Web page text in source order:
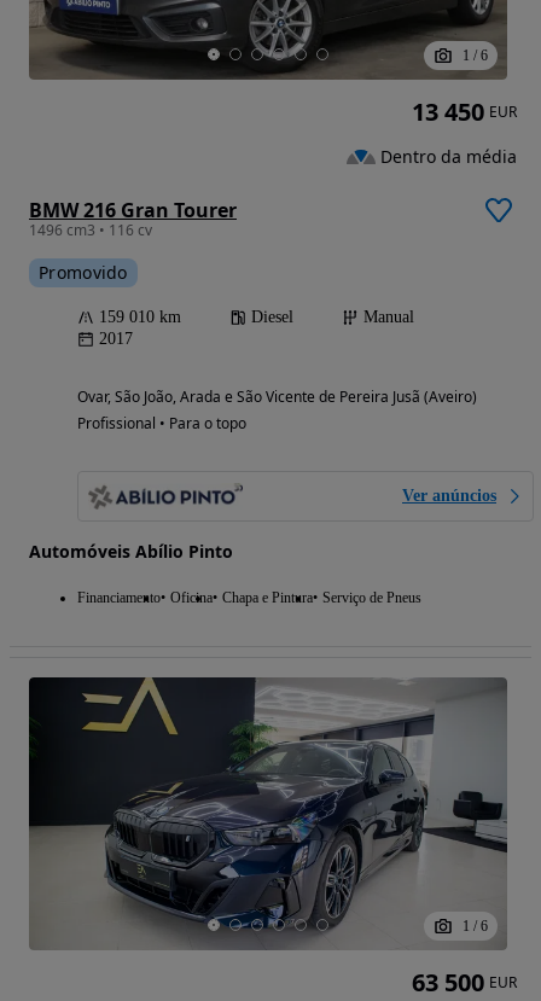
1 / 6
BMW 216 Gran Tourer
1496 cm3 • 116 cv
Promovido
159 010 km Diesel
Manual
2017
Ovar, São João, Arada e São Vicente de Pereira Jusã (Aveiro)
Profissional • Para o topo
Ver anúncios
Automóveis Abílio Pinto
Financiamento Oficina Chapa e Pintura Serviço de Pneus
13 450 EUR
Dentro da média
1 / 6
63 500 EUR